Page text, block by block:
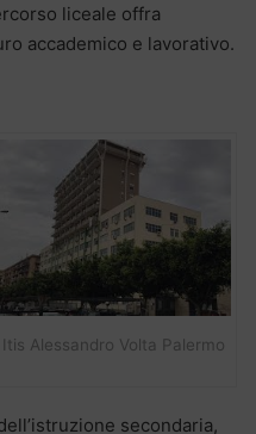
liceale offra
accademico e lavorativo.
Itis Alessandro Volta Palermo
secondaria,